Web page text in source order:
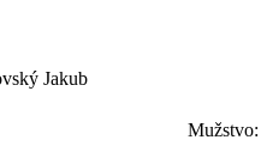
Jakub
Mužstvo: